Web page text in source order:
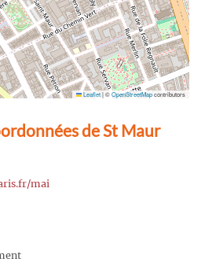
Leaflet|©OpenStreetMapcontributors
de St Maur
mai